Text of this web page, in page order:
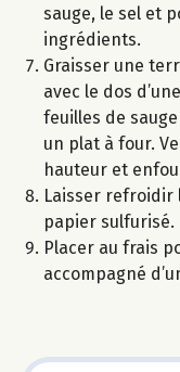
sauge, le sel et
ingrédients.
Graisser une
avec le dos
feuilles de
un plat à four.
hauteur et
Laisser refroidir
papier sulfurisé.
Placer au frais
accompagné